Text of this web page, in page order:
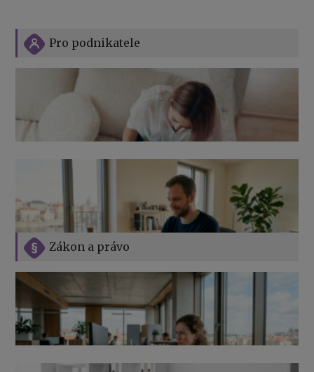
Zákon a právo
Pro podnikatele
Jak na podnikání při rodičovské dovolené
Přehledy pro OSSZ a zdravotní pojišťovny – jak na ně
v roce 2026